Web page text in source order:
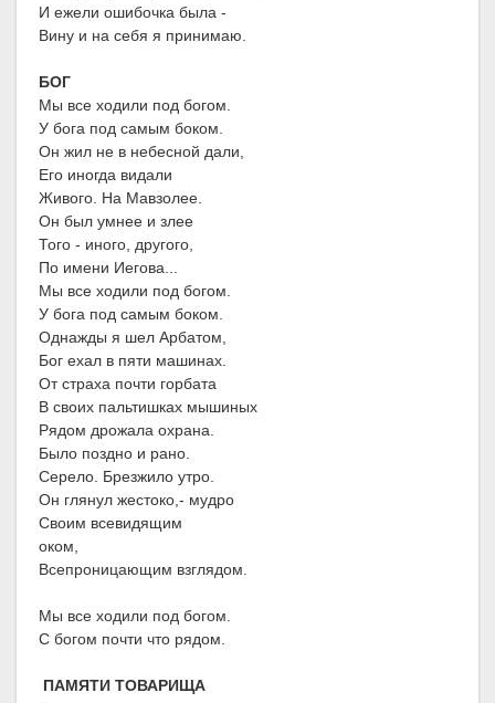
И ежели ошибочка была -
Вину и на себя я принимаю.
БОГ
Мы все ходили под богом.
У бога под самым боком.
Он жил не в небесной дали,
Его иногда видали
Живого. На Мавзолее.
Он был умнее и злее
Того - иного, другого,
По имени Иегова...
Мы все ходили под богом.
У бога под самым боком.
Однажды я шел Арбатом,
Бог ехал в пяти машинах.
От страха почти горбата
В своих пальтишках мышиных
Рядом дрожала охрана.
Было поздно и рано.
Серело. Брезжило утро.
Он глянул жестоко,- мудро
Своим всевидящим
оком,
Всепроницающим взглядом.
Мы все ходили под богом.
С богом почти что рядом.
ПАМЯТИ ТОВАРИЩА